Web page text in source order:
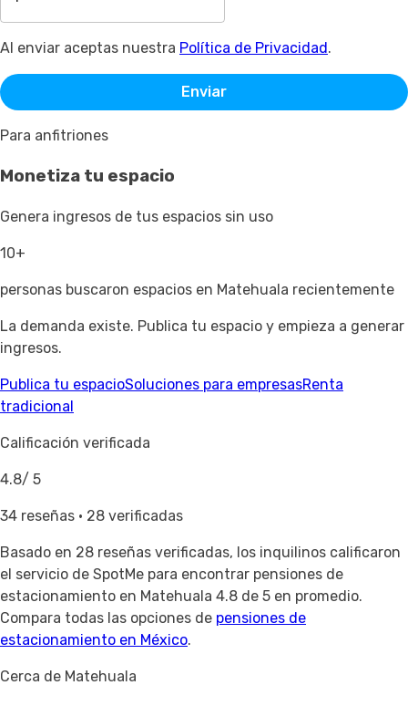
Al enviar aceptas nuestra Política de Privacidad.
Enviar
Para anfitriones
Monetiza tu espacio
Genera ingresos de tus espacios sin uso
10+
personas buscaron espacios en Matehuala recientemente
La demanda existe. Publica tu espacio y empieza a generar
ingresos.
Publica tu espacioSoluciones para empresasRenta
tradicional
Calificación verificada
4.8/ 5
34 reseñas · 28 verificadas
Basado en 28 reseñas verificadas, los inquilinos calificaron
el servicio de SpotMe para encontrar pensiones de
estacionamiento en Matehuala 4.8 de 5 en promedio.
Compara todas las opciones de pensiones de
estacionamiento en México.
Cerca de Matehuala